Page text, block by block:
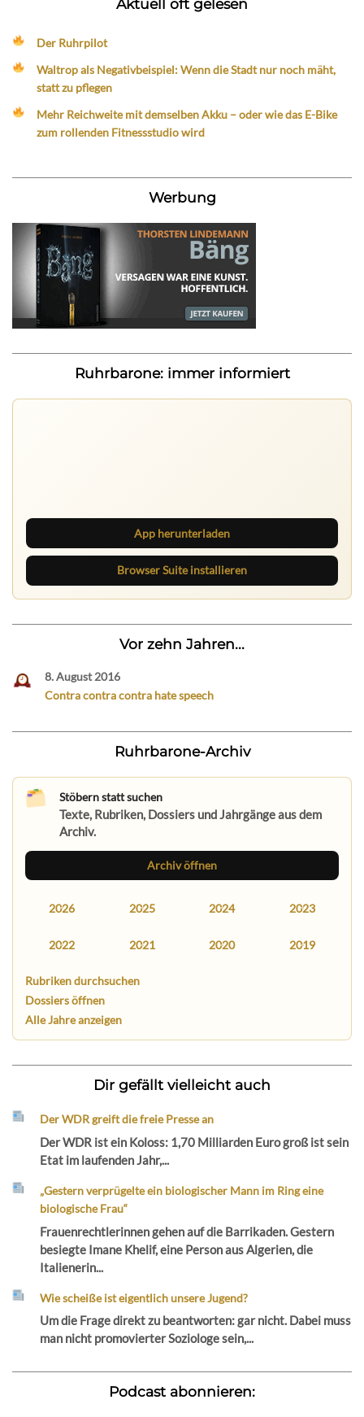
Der Ruhrpilot
Waltrop als Negativbeispiel: Wenn die Stadt nur noch mäht,
statt zu pflegen
Mehr Reichweite mit demselben Akku – oder wie das E-Bike
zum rollenden Fitnessstudio wird
Werbung
Ruhrbarone: immer informiert
App herunterladen
Browser Suite installieren
Vor zehn Jahren...
8. August 2016
Contra contra contra hate speech
Ruhrbarone-Archiv
Stöbern statt suchen
Texte, Rubriken, Dossiers und Jahrgänge aus dem
Archiv.
Archiv öffnen
2026 2025 2024 2023
2022 2021 2020 2019
Rubriken durchsuchen
Dossiers öffnen
Alle Jahre anzeigen
Dir gefällt vielleicht auch
Der WDR greift die freie Presse an
Der WDR ist ein Koloss: 1,70 Milliarden Euro groß ist sein
Etat im laufenden Jahr,...
„Gestern verprügelte ein biologischer Mann im Ring eine
biologische Frau“
Frauenrechtlerinnen gehen auf die Barrikaden. Gestern
besiegte Imane Khelif, eine Person aus Algerien, die
Italienerin...
Wie scheiße ist eigentlich unsere Jugend?
Um die Frage direkt zu beantworten: gar nicht. Dabei muss
man nicht promovierter Soziologe sein,...
Podcast abonnieren: